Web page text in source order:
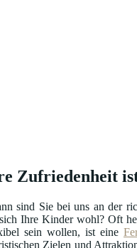
Zufriedenheit
sind Sie bei uns an der
Ihre Kinder wohl? Oft
sein wollen, ist eine
Zielen und